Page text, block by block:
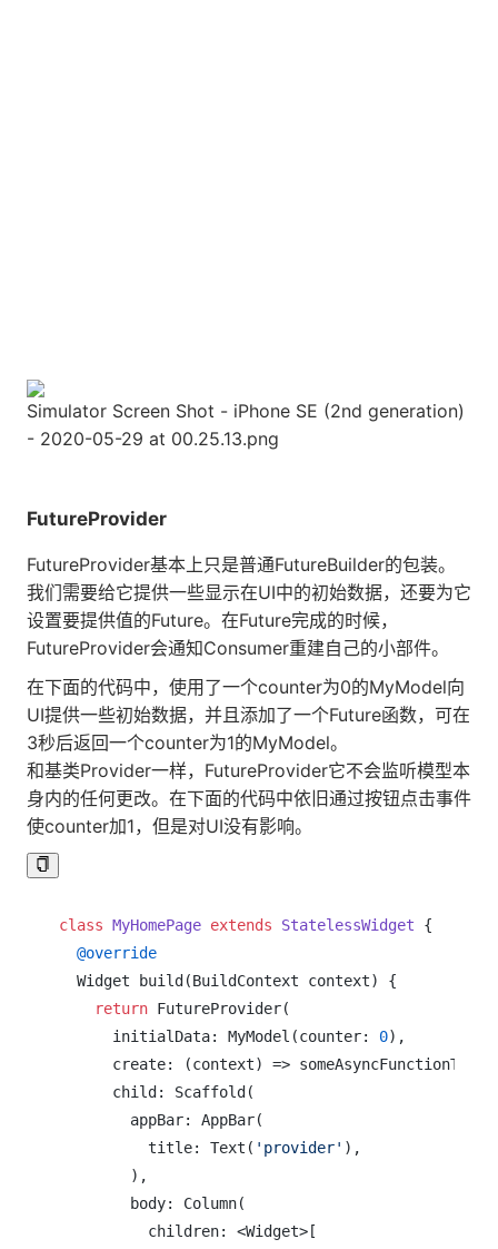
Simulator Screen Shot - iPhone SE (2nd generation)
- 2020-05-29 at 00.25.13.png
FutureProvider
FutureProvider基本上只是普通FutureBuilder的包装。
我们需要给它提供一些显示在UI中的初始数据，还要为它
设置要提供值的Future。在Future完成的时候，
FutureProvider会通知Consumer重建自己的小部件。
在下面的代码中，使用了一个counter为0的MyModel向
UI提供一些初始数据，并且添加了一个Future函数，可在
3秒后返回一个counter为1的MyModel。
和基类Provider一样，FutureProvider它不会监听模型本
身内的任何更改。在下面的代码中依旧通过按钮点击事件
使counter加1，但是对UI没有影响。
class MyHomePage extends StatelessWidget
{
@override
  Widget build(BuildContext context) {
return FutureProvider(
      initialData: MyModel(counter:
0),
create: (context) =>
      child: Scaffold(
        appBar: AppBar(
          title: Text(
'provider' ),
        ),
        body: Column(
          children: <Widget>[